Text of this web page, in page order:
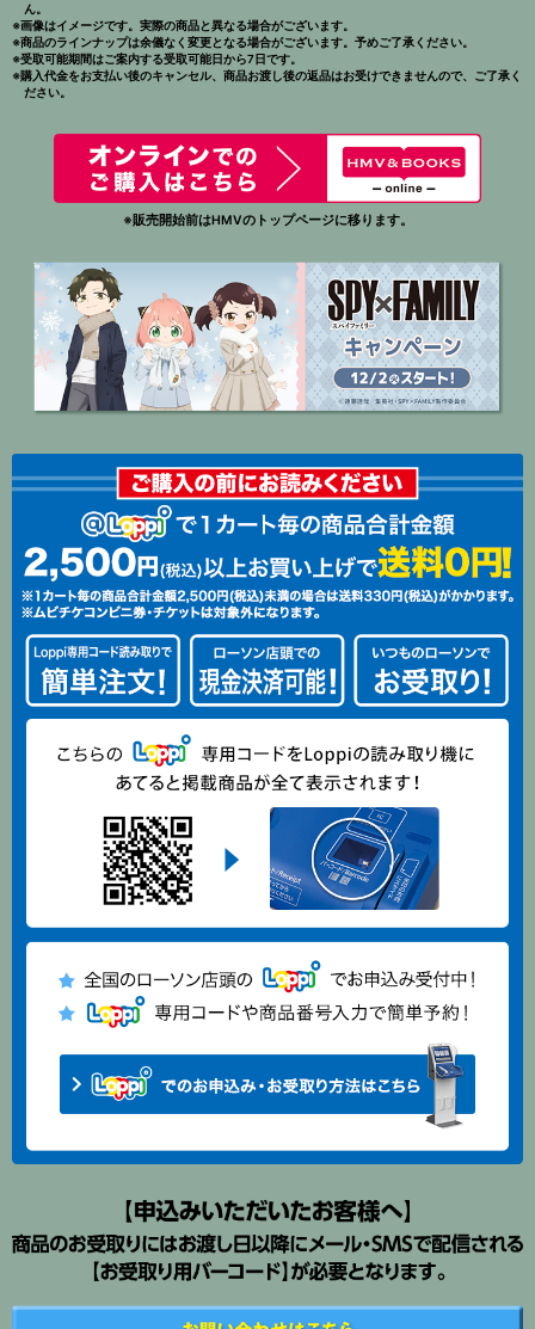
ん。
※画像はイメージです。実際の商品と異なる場合がございます。
※商品のラインナップは余儀なく変更となる場合がございます。予めご了承ください。
※受取可能期間はご案内する受取可能日から7日です。
※購入代金をお支払い後のキャンセル、商品お渡し後の返品はお受けできませんので、ご了承く
ださい。
※販売開始前はHMVのトップページに移ります。